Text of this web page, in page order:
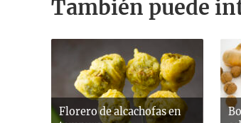
También puede
Florero de alcachofas en